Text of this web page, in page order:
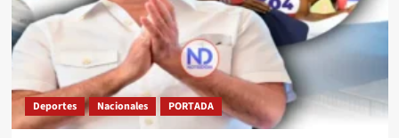
Deportes Nacionales PORTADA